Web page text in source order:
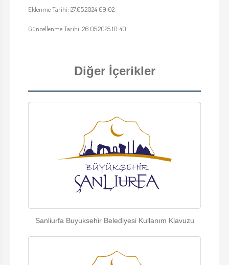
Eklenme Tarihi: 27.05.2024 09:02
Güncellenme Tarihi: 26.05.2025 10:40
Diğer İçerikler
Sanliurfa Buyuksehir Belediyesi Kullanım Klavuzu